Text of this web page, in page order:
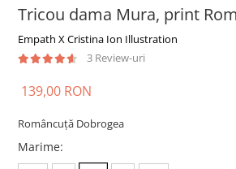
Tricou dama Mura, print
Empath X Cristina Ion Illustration
3 Review-uri
139,00 RON
Româncuță Dobrogea
Marime: